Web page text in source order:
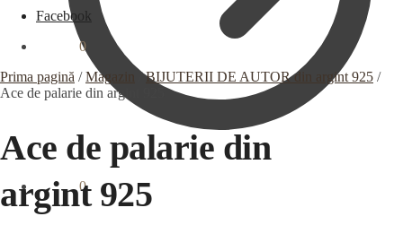
0,00lei 0
Facebook
0
Prima pagină /Magazin /BIJUTERII DE AUTOR din argint 925 /
Ace de palarie din argint 925
Ace de palarie din
argint 925